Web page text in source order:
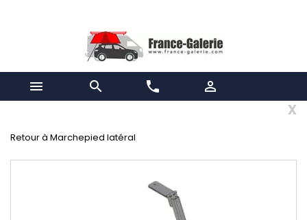
  phone 
x
Retour à Marchepied latéral